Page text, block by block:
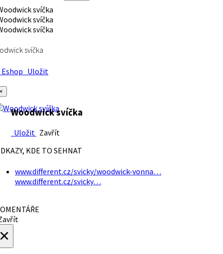
svíčka
Uložit
Woodwick svíčka
Uložit Zavřít
KDE TO SEHNAT
www.different.cz/svicky/woodwick-vonna…
www.different.cz/svicky…